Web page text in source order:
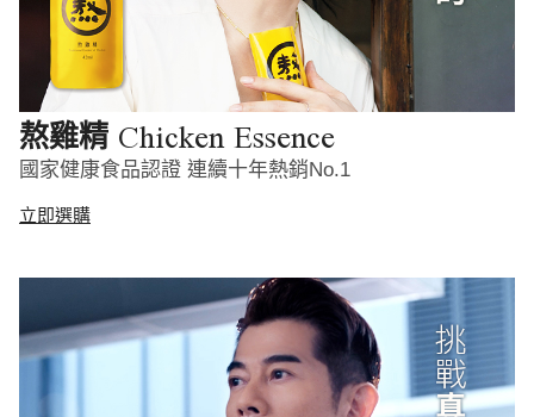
熬雞精 Chicken Essence
國家健康食品認證 連續十年熱銷No.1
立即選購